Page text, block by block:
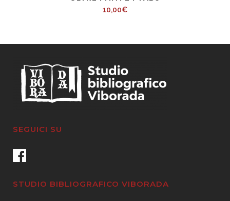
10,00€
SEGUICI SU
STUDIO BIBLIOGRAFICO VIBORADA